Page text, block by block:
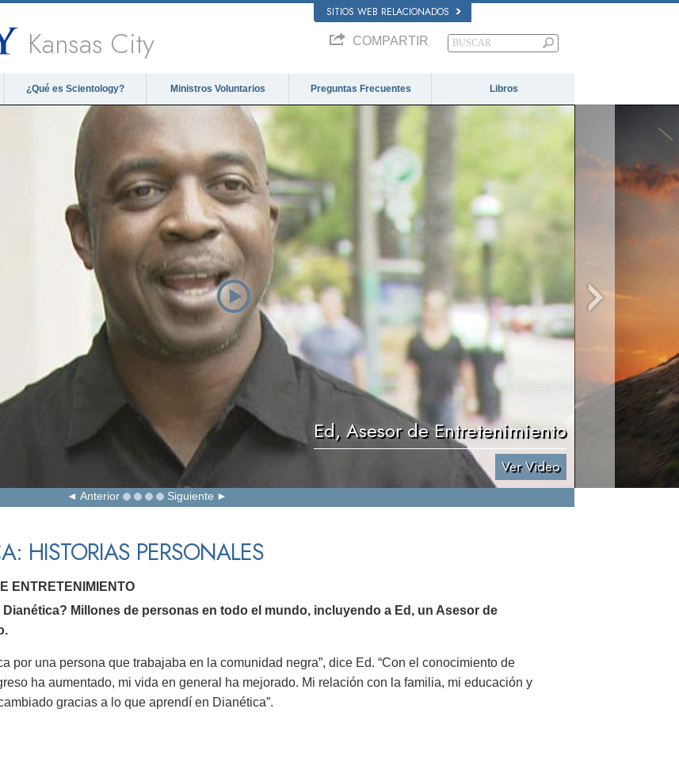
SITIOS WEB RELACIONADOS
Kansas City COMPARTIR
¿Qué es Scientology? Ministros Voluntarios Preguntas Frecuentes Libros
Ed, Asesor de Entretenimiento
Ver Video
Anterior Siguiente
HISTORIAS PERSONALES
ENTRETENIMIENTO
Millones de personas en todo el mundo, incluyendo a Ed, un Asesor de
por una persona que trabajaba en la comunidad negra”, dice Ed. “Con el conocimiento de
ha aumentado, mi vida en general ha mejorado. Mi relación con la familia, mi educación y
gracias a lo que aprendí en Dianética”.